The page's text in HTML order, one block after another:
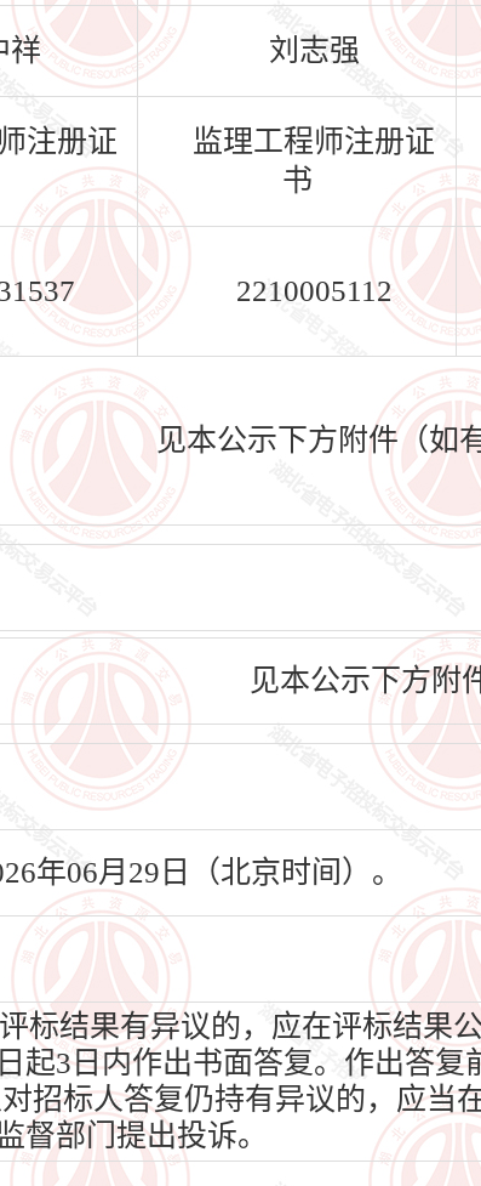
祥 刘志强
注册证
监理工程师注册证
书
2210005112
见本公示下方附件（如
见本公示下方附
年06月29日（北京时间）。
标结果有异议的，应在评标结果
起3日内作出书面答复。作出答复
招标人答复仍持有异议的，应当
督部门提出投诉。